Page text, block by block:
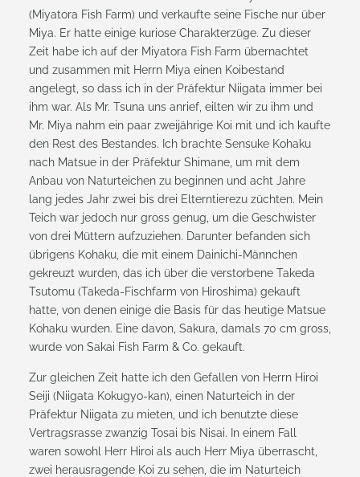
(Miyatora Fish Farm) und verkaufte seine Fische nur über
Miya. Er hatte einige kuriose Charakterzüge. Zu dieser
Zeit habe ich auf der Miyatora Fish Farm übernachtet
und zusammen mit Herrn Miya einen Koibestand
angelegt, so dass ich in der Präfektur Niigata immer bei
ihm war. Als Mr. Tsuna uns anrief, eilten wir zu ihm und
Mr. Miya nahm ein paar zweijährige Koi mit und ich kaufte
den Rest des Bestandes. Ich brachte Sensuke Kohaku
nach Matsue in der Präfektur Shimane, um mit dem
Anbau von Naturteichen zu beginnen und acht Jahre
lang jedes Jahr zwei bis drei Elterntierezu züchten. Mein
Teich war jedoch nur gross genug, um die Geschwister
von drei Müttern aufzuziehen. Darunter befanden sich
übrigens Kohaku, die mit einem Dainichi-Männchen
gekreuzt wurden, das ich über die verstorbene Takeda
Tsutomu (Takeda-Fischfarm von Hiroshima) gekauft
hatte, von denen einige die Basis für das heutige Matsue
Kohaku wurden. Eine davon, Sakura, damals 70 cm gross,
wurde von Sakai Fish Farm & Co. gekauft.
Zur gleichen Zeit hatte ich den Gefallen von Herrn Hiroi
Seiji (Niigata Kokugyo-kan), einen Naturteich in der
Präfektur Niigata zu mieten, und ich benutzte diese
Vertragsrasse zwanzig Tosai bis Nisai. In einem Fall
waren sowohl Herr Hiroi als auch Herr Miya überrascht,
zwei herausragende Koi zu sehen, die im Naturteich